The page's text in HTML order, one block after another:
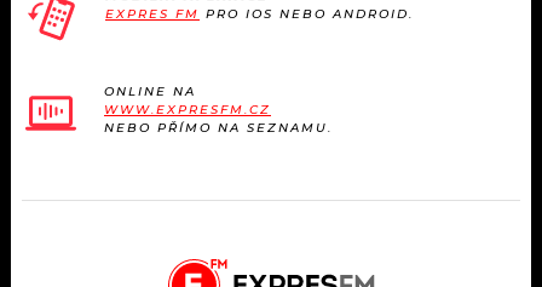
EXPRES FM PRO IOS NEBO ANDROID.
ONLINE NA
WWW.EXPRESFM.CZ
NEBO PŘÍMO NA SEZNAMU.